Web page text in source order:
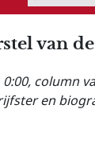
van
, column
en